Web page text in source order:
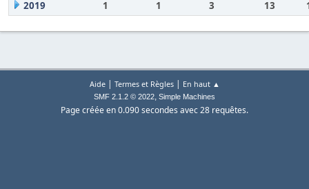
2019
1 1 3 13
Aide| Termes et Règles| En haut ▲
SMF 2.1.2 © 2022, Simple Machines
Page créée en 0.090 secondes avec 28 requêtes.